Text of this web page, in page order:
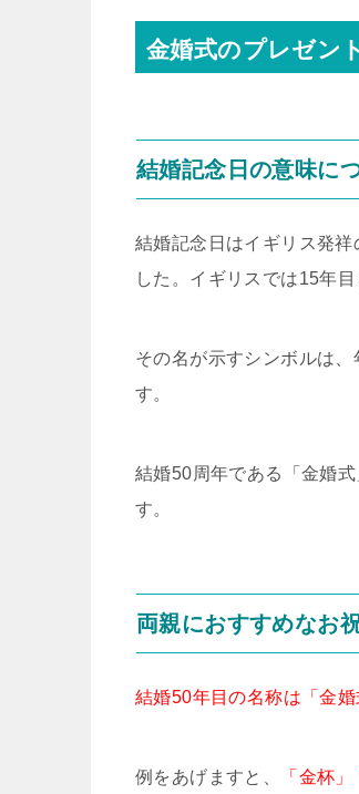
金婚式のプレゼン
結婚記念日の意味に
結婚記念日はイギリス発
した。イギリスでは15年
その名が示すシンボルは
す。
結婚50周年である「金婚式
す。
両親におすすめなお
結婚50年目の名称は「金
例をあげますと、
「金杯